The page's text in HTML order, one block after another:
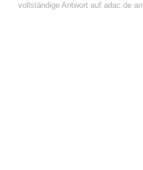
vollständige Antwort auf adac.de an